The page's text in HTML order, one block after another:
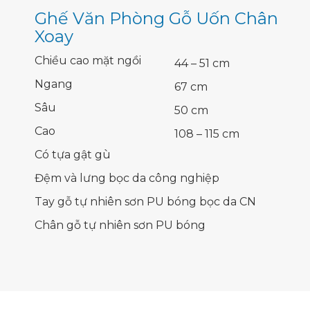
Ghế Văn Phòng Gỗ Uốn Chân
Xoay
Chiều cao mặt ngồi
44 – 51 cm
Ngang
67 cm
Sâu
50 cm
Cao
108 – 115 cm
Có tựa gật gù
Đệm và lưng bọc da công nghiệp
Tay gỗ tự nhiên sơn PU bóng bọc da CN
Chân gỗ tự nhiên sơn PU bóng